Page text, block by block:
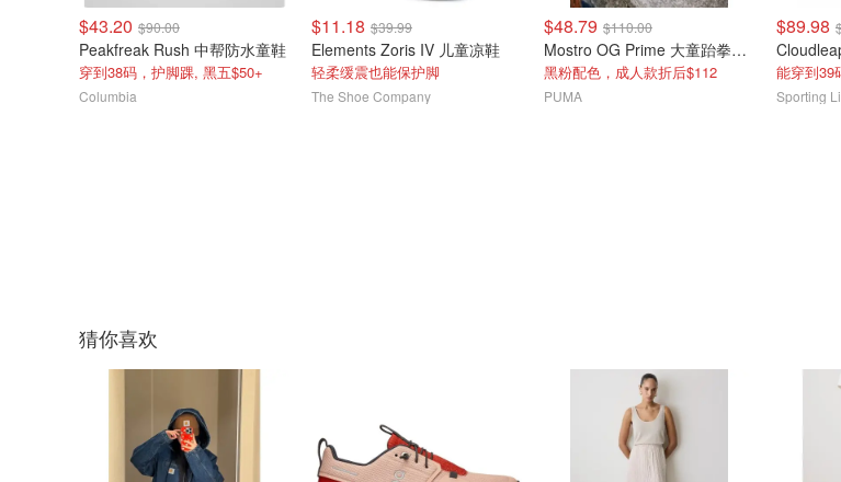
$43.20 $90.00
Peakfreak Rush 中帮防水童鞋
穿到38码，护脚踝, 黑五$50+
Columbia
$11.18 $39.99
Elements Zoris IV 儿童凉鞋
轻柔缓震也能保护脚
The Shoe Company
$48.79 $110.00
Mostro OG Prime 大童跆拳道鞋
黑粉配色，成人款折后$112
PUMA
$89.98
能穿到39
Sporting
猜你喜欢